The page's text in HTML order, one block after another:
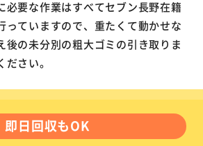
必要な作業はすべてセブン長野在籍
っていますので、重たくて動かせな
後の未分別の粗大ゴミの引き取りま
さい。
即日回収もOK